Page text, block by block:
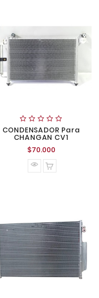
CONDENSADOR Para
CHANGAN CV1
$70.000Precio
normal